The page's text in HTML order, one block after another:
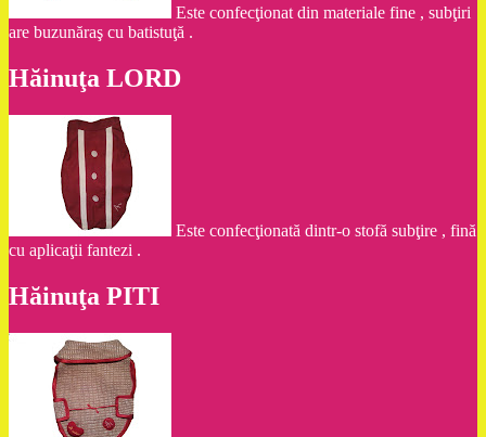
Este confecţionat din materiale fine , subţiri
are buzunăraş cu batistuţă .
Hăinuţa LORD
Este confecţionată dintr-o stofă subţire , fină
cu aplicaţii fantezi .
Hăinuţa PITI